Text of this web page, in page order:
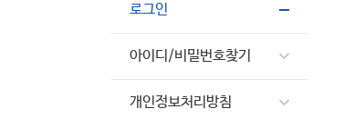
로그인
아이디/비밀번호찾기
개인정보처리방침